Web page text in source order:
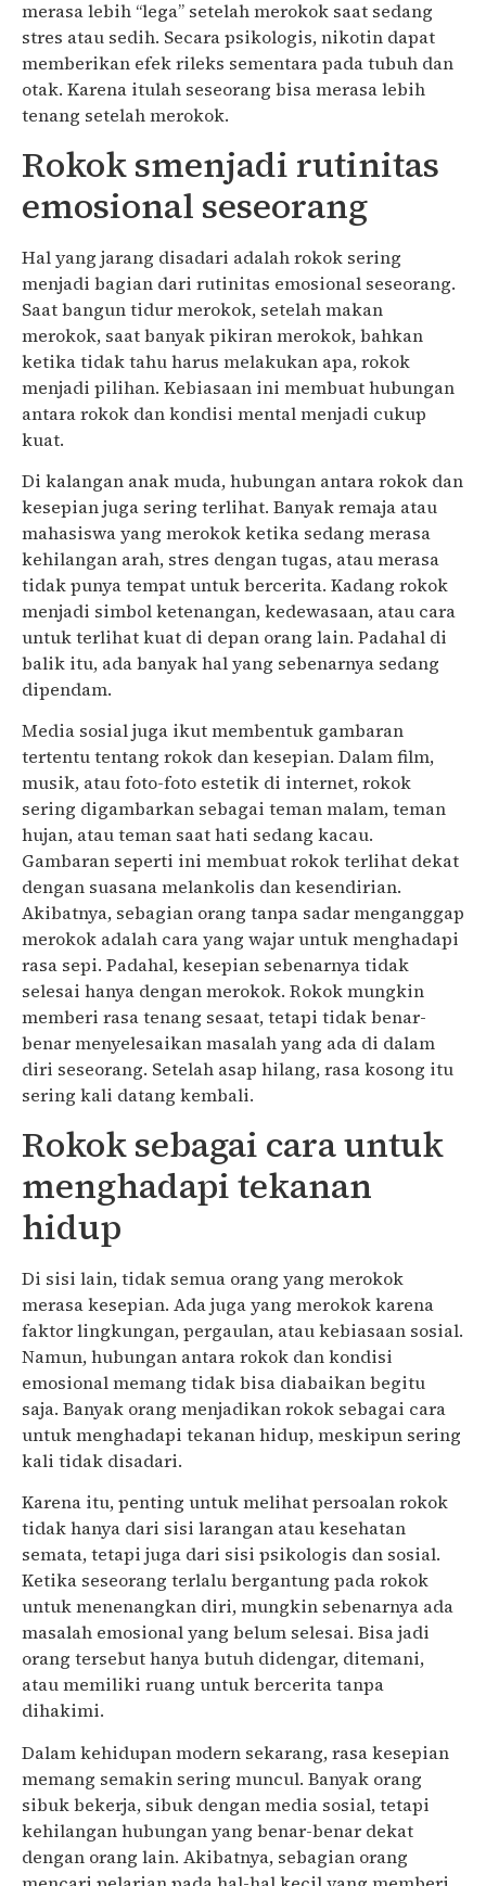
merasa lebih “lega” setelah merokok saat sedang
stres atau sedih. Secara psikologis, nikotin dapat
memberikan efek rileks sementara pada tubuh dan
otak. Karena itulah seseorang bisa merasa lebih
tenang setelah merokok.
Rokok smenjadi rutinitas
emosional seseorang
Hal yang jarang disadari adalah rokok sering
menjadi bagian dari rutinitas emosional seseorang.
Saat bangun tidur merokok, setelah makan
merokok, saat banyak pikiran merokok, bahkan
ketika tidak tahu harus melakukan apa, rokok
menjadi pilihan. Kebiasaan ini membuat hubungan
antara rokok dan kondisi mental menjadi cukup
kuat.
Di kalangan anak muda, hubungan antara rokok dan
kesepian juga sering terlihat. Banyak remaja atau
mahasiswa yang merokok ketika sedang merasa
kehilangan arah, stres dengan tugas, atau merasa
tidak punya tempat untuk bercerita. Kadang rokok
menjadi simbol ketenangan, kedewasaan, atau cara
untuk terlihat kuat di depan orang lain. Padahal di
balik itu, ada banyak hal yang sebenarnya sedang
dipendam.
Media sosial juga ikut membentuk gambaran
tertentu tentang rokok dan kesepian. Dalam film,
musik, atau foto-foto estetik di internet, rokok
sering digambarkan sebagai teman malam, teman
hujan, atau teman saat hati sedang kacau.
Gambaran seperti ini membuat rokok terlihat dekat
dengan suasana melankolis dan kesendirian.
Akibatnya, sebagian orang tanpa sadar menganggap
merokok adalah cara yang wajar untuk menghadapi
rasa sepi. Padahal, kesepian sebenarnya tidak
selesai hanya dengan merokok. Rokok mungkin
memberi rasa tenang sesaat, tetapi tidak benar-
benar menyelesaikan masalah yang ada di dalam
diri seseorang. Setelah asap hilang, rasa kosong itu
sering kali datang kembali.
Rokok sebagai cara untuk
menghadapi tekanan
hidup
Di sisi lain, tidak semua orang yang merokok
merasa kesepian. Ada juga yang merokok karena
faktor lingkungan, pergaulan, atau kebiasaan sosial.
Namun, hubungan antara rokok dan kondisi
emosional memang tidak bisa diabaikan begitu
saja. Banyak orang menjadikan rokok sebagai cara
untuk menghadapi tekanan hidup, meskipun sering
kali tidak disadari.
Karena itu, penting untuk melihat persoalan rokok
tidak hanya dari sisi larangan atau kesehatan
semata, tetapi juga dari sisi psikologis dan sosial.
Ketika seseorang terlalu bergantung pada rokok
untuk menenangkan diri, mungkin sebenarnya ada
masalah emosional yang belum selesai. Bisa jadi
orang tersebut hanya butuh didengar, ditemani,
atau memiliki ruang untuk bercerita tanpa
dihakimi.
Dalam kehidupan modern sekarang, rasa kesepian
memang semakin sering muncul. Banyak orang
sibuk bekerja, sibuk dengan media sosial, tetapi
kehilangan hubungan yang benar-benar dekat
dengan orang lain. Akibatnya, sebagian orang